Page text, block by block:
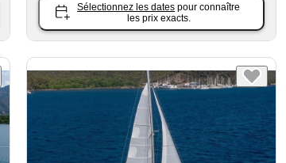
Sélectionnez les dates pour connaître
les prix exacts.